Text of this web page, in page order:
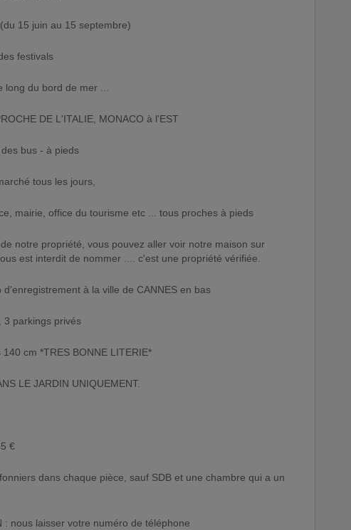
15 juin au 15 septembre)
festivals
du bord de mer ...
DE L'ITALIE, MONACO à l'EST
bus - à pieds
tous les jours,
mairie, office du tourisme etc ... tous proches à pieds
notre propriété, vous pouvez aller voir notre maison sur
est interdit de nommer .... c'est une propriété vérifiée.
à la ville de CANNES en bas
3 parkings privés
cm *TRES BONNE LITERIE*
LE JARDIN UNIQUEMENT.
€
dans chaque pièce, sauf SDB et une chambre qui a un
: nous laisser votre numéro de téléphone